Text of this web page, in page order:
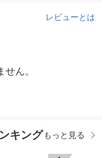
レビューとは
ん。
キング もっと見る